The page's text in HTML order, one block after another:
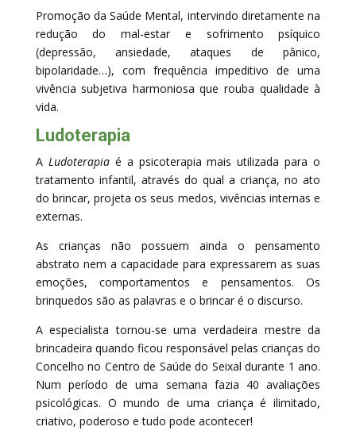
Promoção da Saúde Mental, intervindo diretamente na
redução do mal-estar e sofrimento psíquico
(depressão, ansiedade, ataques de pânico,
bipolaridade…), com frequência impeditivo de uma
vivência subjetiva harmoniosa que rouba qualidade à
vida.
Ludoterapia
A Ludoterapiaé a psicoterapia mais utilizada para o
tratamento infantil, através do qual a criança, no ato
do brincar, projeta os seus medos, vivências internas e
externas.
As crianças não possuem ainda o pensamento
abstrato nem a capacidade para expressarem as suas
emoções, comportamentos e pensamentos. Os
brinquedos são as palavras e o brincar é o discurso.
A especialista tornou-se uma verdadeira mestre da
brincadeira quando ficou responsável pelas crianças do
Concelho no Centro de Saúde do Seixal durante 1 ano.
Num período de uma semana fazia 40 avaliações
psicológicas. O mundo de uma criança é ilimitado,
criativo, poderoso e tudo pode acontecer!